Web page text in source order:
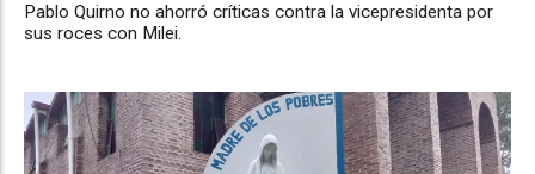
Pablo Quirno no ahorró críticas contra la vicepresidenta por
sus roces con Milei.